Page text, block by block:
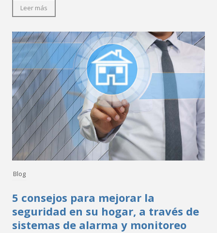
Leer más
Blog
5 consejos para mejorar la
seguridad en su hogar, a través de
sistemas de alarma y monitoreo